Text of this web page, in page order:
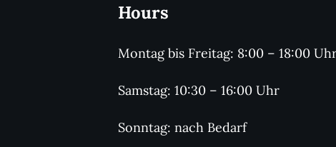
Hours
Montag bis Freitag: 8:00 – 18:00
Samstag: 10:30 – 16:00 Uhr
Sonntag: nach Bedarf